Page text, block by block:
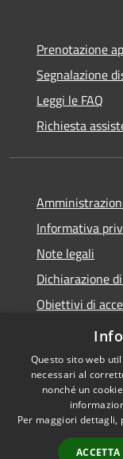
Prenotazione
Segnalazione
Leggi le FAQ
Richiesta
Informativa
Note legali
Dichiarazione
Obiettivi di
Storico
Accessibilità
Questo sito web
necessari al
nonché un
Per maggiori dettagli,